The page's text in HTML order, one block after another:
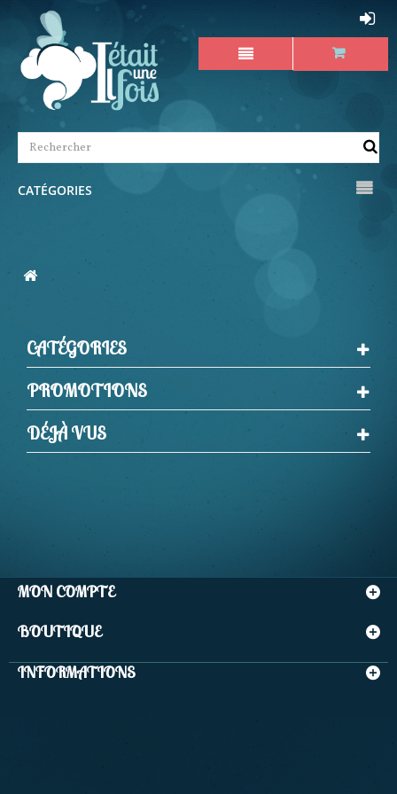
CATÉGORIES
CATÉGORIES
PROMOTIONS
DÉJÀ VUS
MON COMPTE
BOUTIQUE
INFORMATIONS